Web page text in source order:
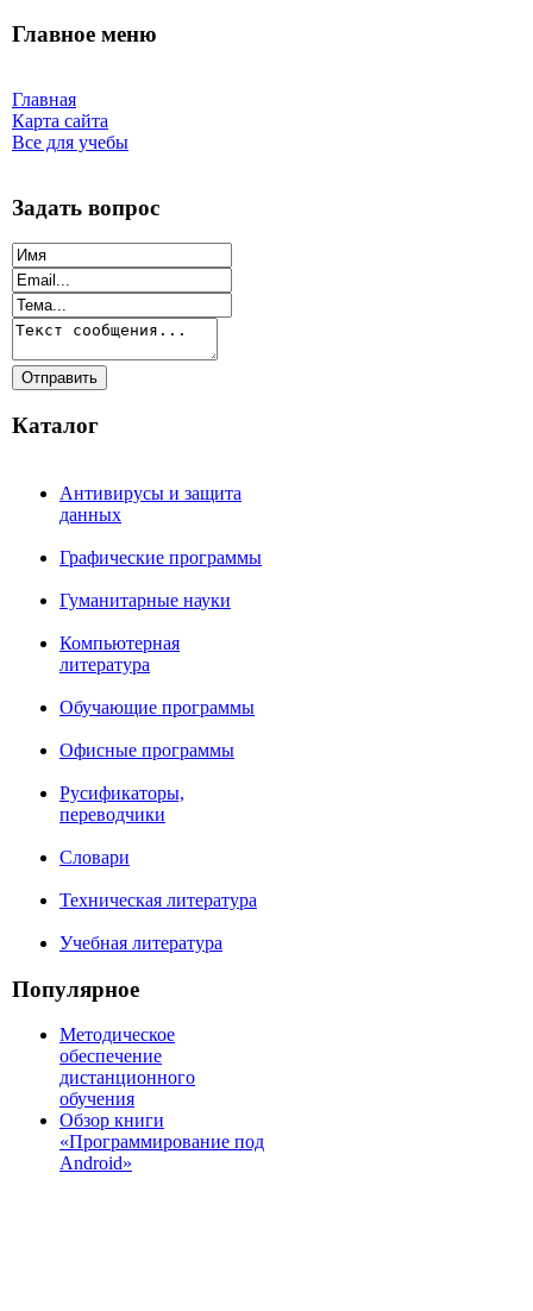
Главное меню
Главная
Карта сайта
Все для учебы
Задать вопрос
Каталог
Антивирусы и защита
данных
Графические программы
Гуманитарные науки
Компьютерная
литература
Обучающие программы
Офисные программы
Русификаторы,
переводчики
Словари
Техническая литература
Учебная литература
Популярное
Методическое
обеспечение
дистанционного
обучения
Обзор книги
«Программирование под
Android»